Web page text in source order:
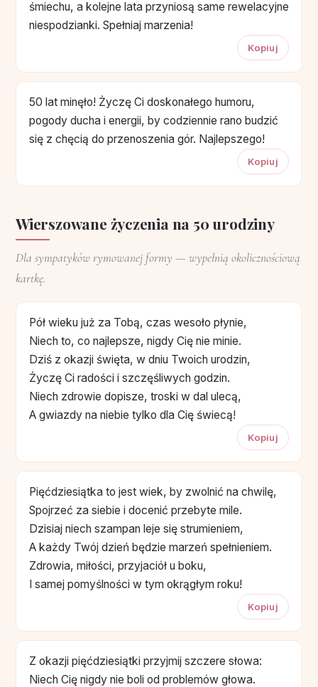
śmiechu, a kolejne lata przyniosą same rewelacyjne
niespodzianki. Spełniaj marzenia!
Kopiuj
50 lat minęło! Życzę Ci doskonałego humoru,
pogody ducha i energii, by codziennie rano budzić
się z chęcią do przenoszenia gór. Najlepszego!
Kopiuj
Wierszowane życzenia na 50 urodziny
Dla sympatyków rymowanej formy — wypełnią okolicznościową
kartkę.
Pół wieku już za Tobą, czas wesoło płynie,
Niech to, co najlepsze, nigdy Cię nie minie.
Dziś z okazji święta, w dniu Twoich urodzin,
Życzę Ci radości i szczęśliwych godzin.
Niech zdrowie dopisze, troski w dal ulecą,
A gwiazdy na niebie tylko dla Cię świecą!
Kopiuj
Pięćdziesiątka to jest wiek, by zwolnić na chwilę,
Spojrzeć za siebie i docenić przebyte mile.
Dzisiaj niech szampan leje się strumieniem,
A każdy Twój dzień będzie marzeń spełnieniem.
Zdrowia, miłości, przyjaciół u boku,
I samej pomyślności w tym okrągłym roku!
Kopiuj
Z okazji pięćdziesiątki przyjmij szczere słowa:
Niech Cię nigdy nie boli od problemów głowa.